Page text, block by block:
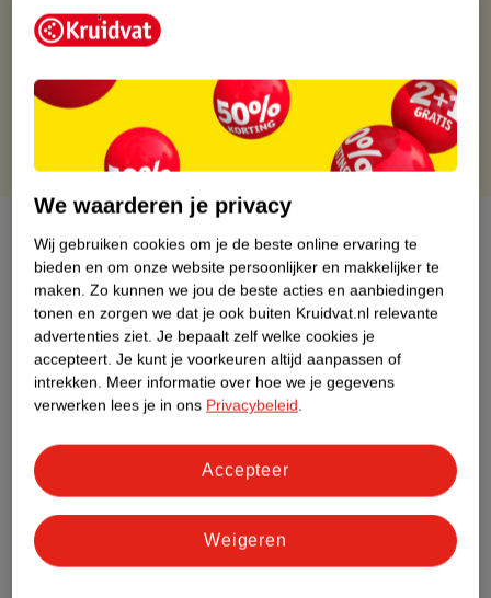
Gratis thuisbezorgd
Gratis punten met je Kruidvat kaart
Over dit product
Productinformatie
Nature Impact Score
Dit product heeft (nog) geen Nature
Impact Score.
Bestel & Bezorginformatie
We waarderen je privacy
Wij gebruiken cookies om je de beste online ervaring te
bieden en om onze website persoonlijker en makkelijker te
maken. Zo kunnen we jou de beste acties en aanbiedingen
tonen en zorgen we dat je ook buiten Kruidvat.nl relevante
advertenties ziet. Je bepaalt zelf welke cookies je
accepteert. Je kunt je voorkeuren altijd aanpassen of
intrekken. Meer informatie over hoe we je gegevens
verwerken lees je in ons Privacybeleid.
Weigeren
Accepteer